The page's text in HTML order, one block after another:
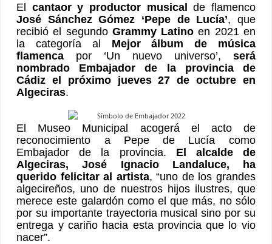
El cantaor y productor musical de flamenco
José Sánchez Gómez ‘Pepe de Lucía’, que
recibió el segundo Grammy Latino en 2021 en
la categoría al Mejor álbum de música
flamenca por ‘Un nuevo universo’, será
nombrado Embajador de la provincia de
Cádiz el próximo jueves 27 de octubre en
Algeciras.
El Museo Municipal acogerá el acto de
reconocimiento a Pepe de Lucía como
Embajador de la provincia. El alcalde de
Algeciras, José Ignacio Landaluce, ha
querido felicitar al artista, “uno de los grandes
algecireños, uno de nuestros hijos ilustres, que
merece este galardón como el que más, no sólo
por su importante trayectoria musical sino por su
entrega y cariño hacia esta provincia que lo vio
nacer”.